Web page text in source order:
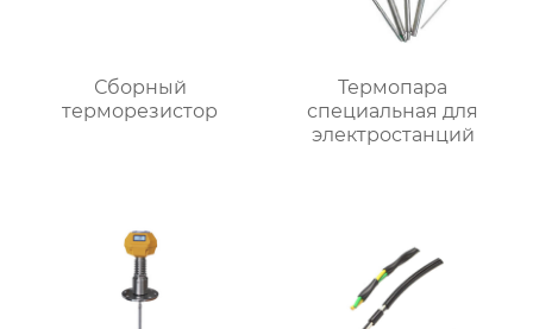
Сборный
терморезистор
Термопара
специальная для
электростанций